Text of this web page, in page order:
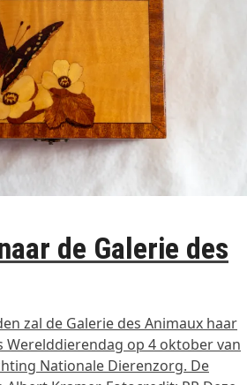
de Galerie des
zal de Galerie des Animaux haar
Werelddierendag op 4 oktober van
Nationale Dierenzorg. De